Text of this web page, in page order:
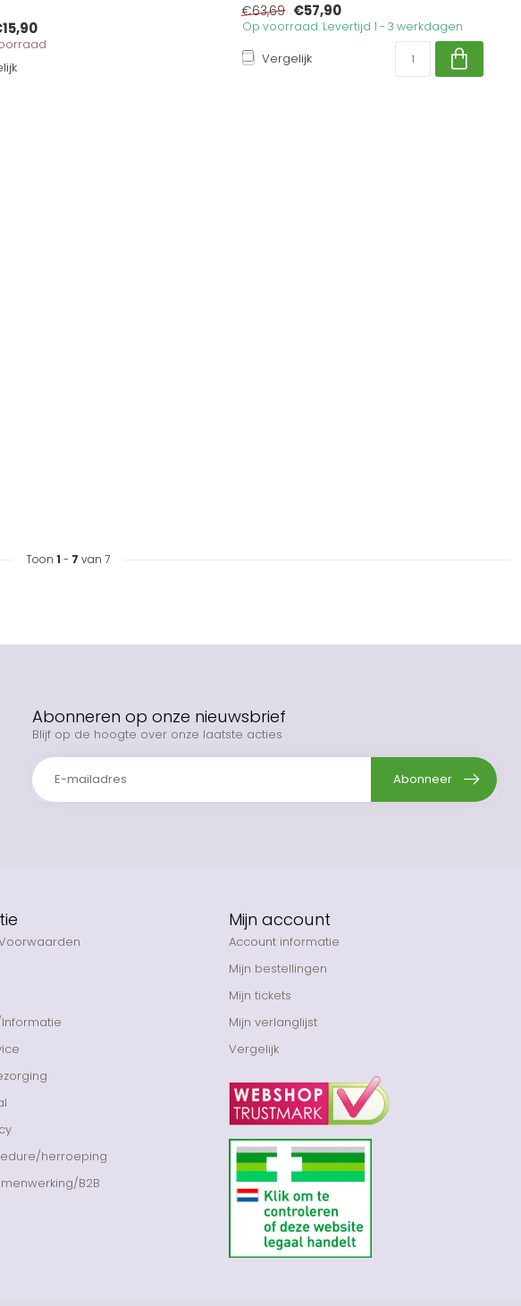
€63,69 €57,90
Op voorraad. Levertijd 1 - 3 werkdagen
Vergelijk
Toon 1 - 7 van 7
Abonneren op onze nieuwsbrief
Blijf op de hoogte over onze laatste acties
Abonneer
herroeping
B2B
Mijn account
Account informatie
Mijn bestellingen
Mijn tickets
Mijn verlanglijst
Vergelijk